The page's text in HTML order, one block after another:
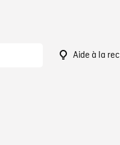
Aide à la